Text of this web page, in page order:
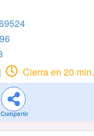
| Cierra en 20 min.
Compartir